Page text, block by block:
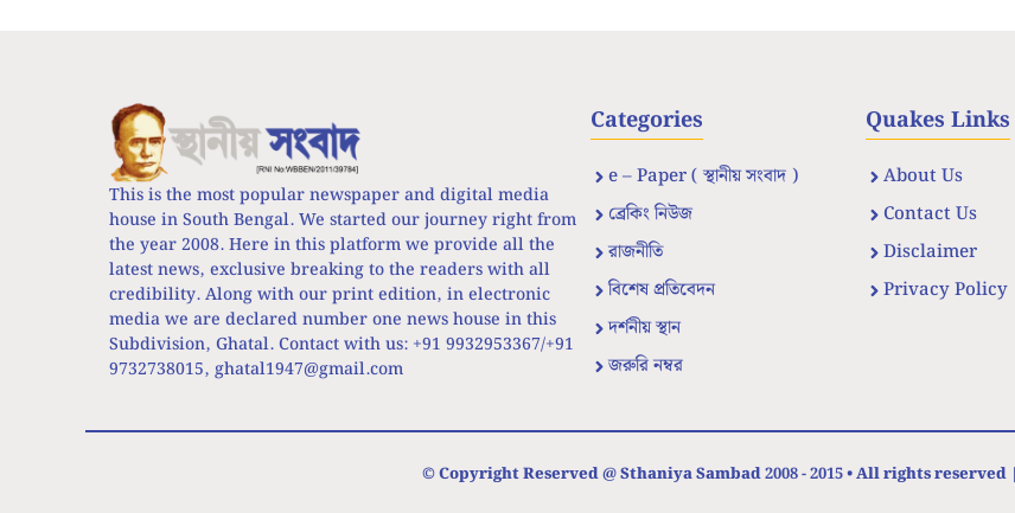
This is the most popular newspaper and digital media
house in South Bengal. We started our journey right from
the year 2008. Here in this platform we provide all the
latest news, exclusive breaking to the readers with all
credibility. Along with our print edition, in electronic
media we are declared number one news house in this
Subdivision, Ghatal. Contact with us: +91 9932953367/+91
9732738015, ghatal1947@gmail.com
Categories
e – Paper ( স্থানীয় সংবাদ )
ব্রেকিং নিউজ
রাজনীতি
বিশেষ প্রতিবেদন
দর্শনীয় স্থান
জরুরি নম্বর
Quakes Links
About Us
Contact Us
Disclaimer
Privacy Policy
© Copyright Reserved @ Sthaniya Sambad 2008 - 2015 • All rights